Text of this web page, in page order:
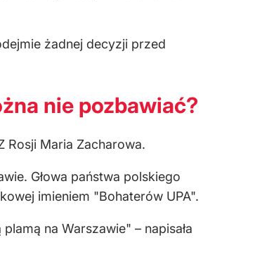
żadnej decyzji przed
nie pozbawiać?
Rosji Maria Zacharowa.
Głowa państwa polskiego
imieniem "Bohaterów UPA".
na Warszawie" – napisała